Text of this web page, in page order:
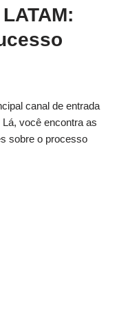
canal de entrada
você encontra as
sobre o processo